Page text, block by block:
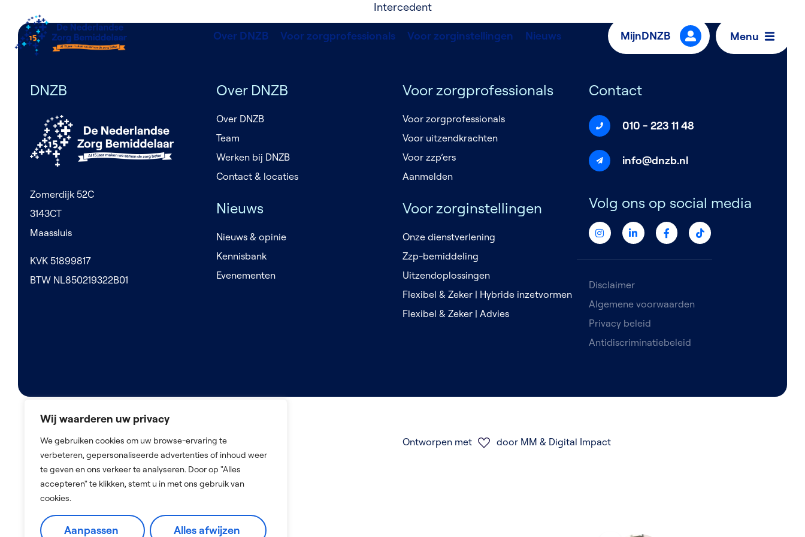
Wij waarderen uw privacy
We gebruiken cookies om uw browse-ervaring te
verbeteren, gepersonaliseerde advertenties of inhoud weer
te geven en ons verkeer te analyseren. Door op "Alles
accepteren" te klikken, stemt u in met ons gebruik van
cookies.
Aanpassen Alles afwijzen
Over DNZB Voor zorgprofessionals Voor zorginstellingen Nieuws MijnDNZB Menu
Intercedent
DNZB
Zomerdijk 52C
3143CT
Maassluis
KVK 51899817
BTW NL850219322B01
Over DNZB
Over DNZB
Team
Werken bij DNZB
Contact & locaties
Nieuws
Nieuws & opinie
Kennisbank
Evenementen
Voor zorgprofessionals
Voor zorgprofessionals
Voor uitzendkrachten
Voor zzp’ers
Aanmelden
Voor zorginstellingen
Onze dienstverlening
Zzp-bemiddeling
Uitzendoplossingen
Flexibel & Zeker | Hybride inzetvormen
Flexibel & Zeker | Advies
Contact
010 - 223 11 48
info@dnzb.nl
Volg ons op social media
Disclaimer
Algemene voorwaarden
Privacy beleid
Antidiscriminatiebeleid
2026 © De Nederlandse Zorg Bemiddelaar Ontworpen met door MM & Digital Impact